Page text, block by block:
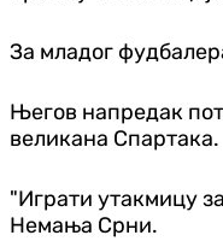
За младог
Његов напредак
великана Спартака.
"Играти утакмицу
Немања Срни.